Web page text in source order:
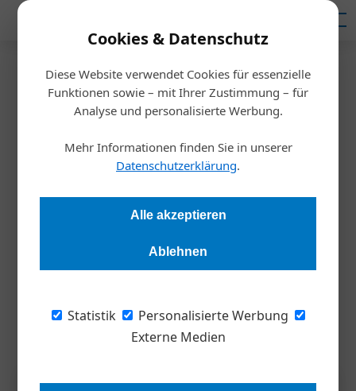
Cookies & Datenschutz
Diese Website verwendet Cookies für essenzielle
Funktionen sowie – mit Ihrer Zustimmung – für
Analyse und personalisierte Werbung.
Mehr Informationen finden Sie in unserer
Datenschutzerklärung.
Alle akzeptieren
Ablehnen
Statistik
Personalisierte Werbung
Externe Medien
Startseite/Nachhaltigkeit
Interview
Engagiert euch!
25.03.2025, 14:40 Uhr
Studie zeigt. Doch es gibt auch Kritik an bürokratischer und
finanzieller Belastung. Wir haben Studienautor Harald Wieser
Klimaschutz voranzugehen.